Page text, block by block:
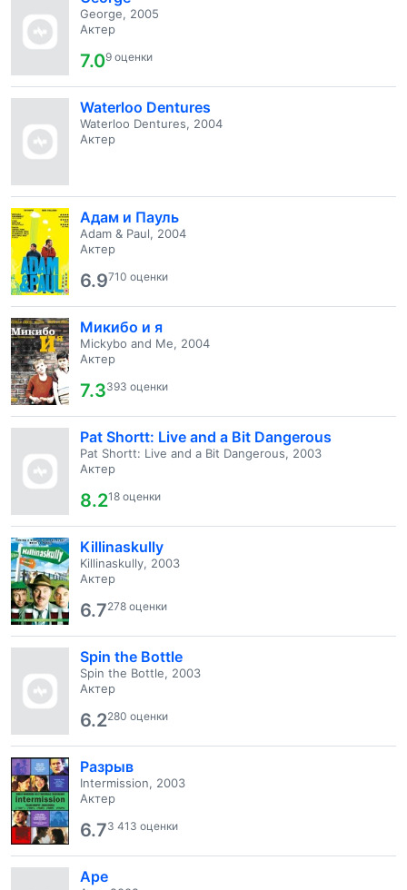
George, 2005
Актер
7.09 оценки
Waterloo Dentures
Waterloo Dentures, 2004
Актер
Адам и Пауль
Adam & Paul, 2004
Актер
6.9710 оценки
Микибо и я
Mickybo and Me, 2004
Актер
7.3393 оценки
Pat Shortt: Live and a Bit Dangerous
Pat Shortt: Live and a Bit Dangerous, 2003
Актер
8.218 оценки
Killinaskully
Killinaskully, 2003
Актер
6.7278 оценки
Spin the Bottle
Spin the Bottle, 2003
Актер
6.2280 оценки
Разрыв
Intermission, 2003
Актер
6.73 413 оценки
Ape